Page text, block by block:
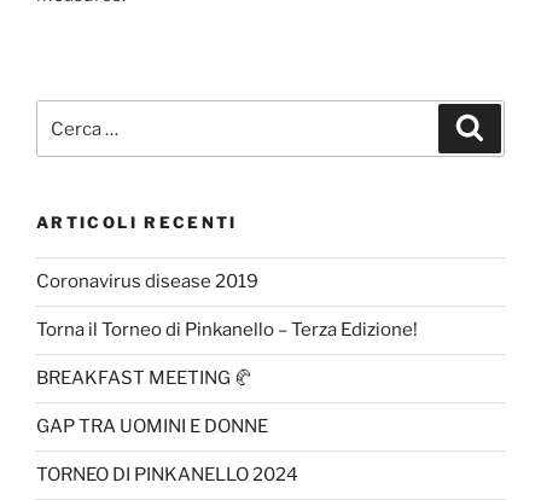
ARTICOLI RECENTI
Coronavirus disease 2019
Torna il Torneo di Pinkanello – Terza Edizione!
BREAKFAST MEETING 🥐
GAP TRA UOMINI E DONNE
TORNEO DI PINKANELLO 2024